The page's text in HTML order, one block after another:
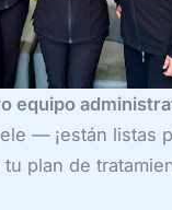
equipo
— ¡están listas
plan de